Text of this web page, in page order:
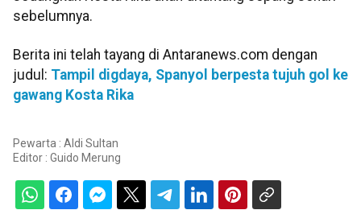
sebelumnya.
Berita ini telah tayang di Antaranews.com dengan
judul: Tampil digdaya, Spanyol berpesta tujuh gol ke
gawang Kosta Rika
Pewarta : Aldi Sultan
Editor : Guido Merung